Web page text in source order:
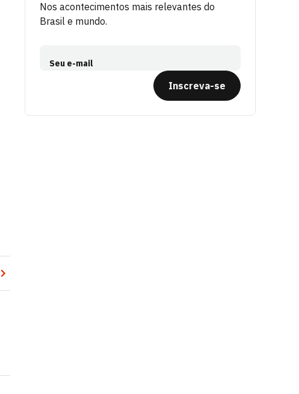
Nos acontecimentos mais relevantes do
Brasil e mundo.
Seu e-mail
Inscreva-se